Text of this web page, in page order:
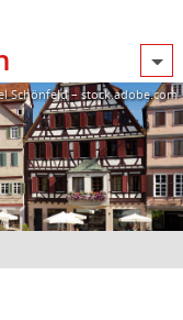
Schönfeld – stock.adobe.com